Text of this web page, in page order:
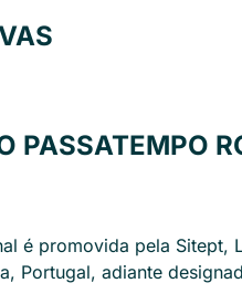
PASSATEMPO
é promovida pela Sitept,
Portugal, adiante